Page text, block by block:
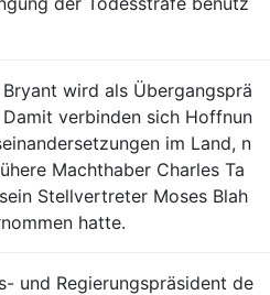
wird als Übergangsprä
verbinden sich Hoffnun
im Land, n
Machthaber Charles Ta
Stellvertreter Moses Blah
hatte.
und Regierungspräsident de